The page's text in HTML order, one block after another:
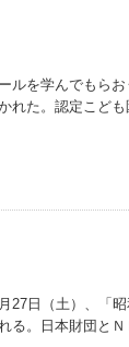
ルを学んでもらお
れた。認定こど
日（土）、「昭
る。日本財団と